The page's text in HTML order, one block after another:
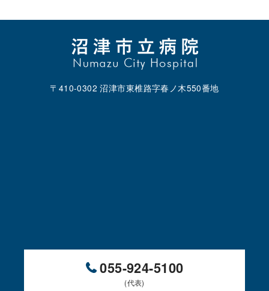
〒410-0302 沼津市東椎路字春ノ木550番地
055-924-5100
(代表)